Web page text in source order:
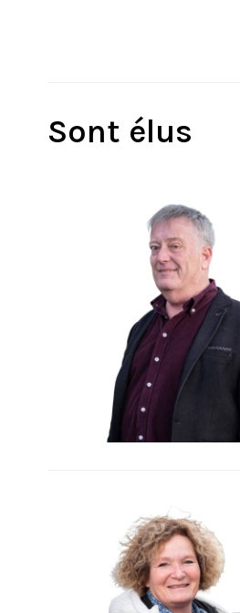
Sont élus